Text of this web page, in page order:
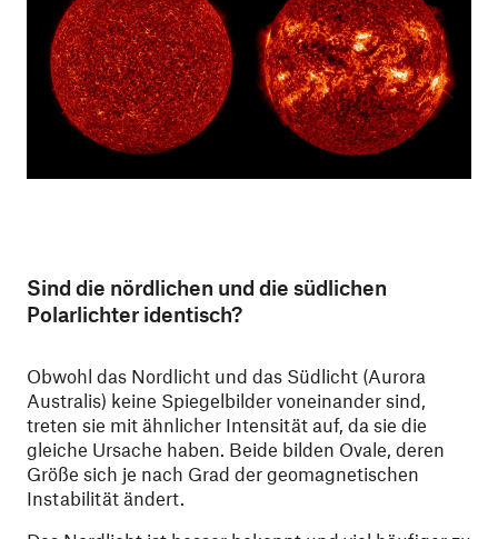
Sind die nördlichen und die südlichen
Polarlichter identisch?
Obwohl das Nordlicht und das Südlicht (Aurora
Australis) keine Spiegelbilder voneinander sind,
treten sie mit ähnlicher Intensität auf, da sie die
gleiche Ursache haben. Beide bilden Ovale, deren
Größe sich je nach Grad der geomagnetischen
Instabilität ändert.